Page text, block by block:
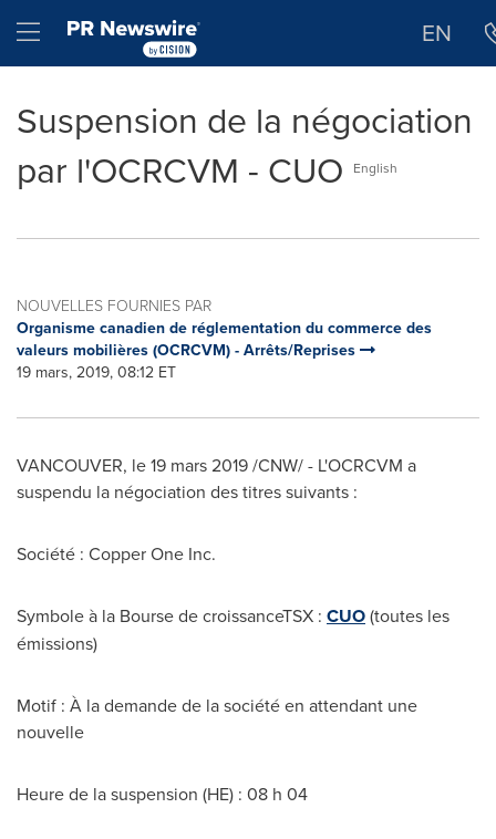
Hamburger menu EN
Suspension de la négociation
par l'OCRCVM - CUO
English
NOUVELLES FOURNIES PAR
Organisme canadien de réglementation du commerce des
valeurs mobilières (OCRCVM) - Arrêts/Reprises
19 mars, 2019, 08:12 ET
VANCOUVER, le 19 mars 2019 /CNW/ - L'OCRCVM a
suspendu la négociation des titres suivants :
Société : Copper One Inc.
Symbole à la Bourse de croissanceTSX : CUO(toutes les
émissions)
Motif : À la demande de la société en attendant une
nouvelle
Heure de la suspension (HE) : 08 h 04